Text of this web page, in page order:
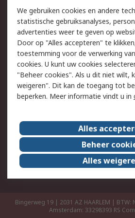
Track & Trace
Wettelijk
Cookiebeleid
Privacybeleid
Algemene
verkoopvoorwaarden
Over RS
RS Group
Over
RS wereldwijd
ESG
Bingerweg 19 | 2031 AZ HAARLEM | BTW:
Amsterdam: 33298393 RS
We gebruiken cookies en andere
statistische gebruiksanalyses,
advertenties weer te geven op
Door op "Alles accepteren" te
toestemming voor de verwerking
cookies. U kunt uw cookies
"Beheer cookies". Als u dit niet wilt,
weigeren". Dit kan de toegang tot
beperken. Meer informatie vindt u in
Alles
Beheer
Alles